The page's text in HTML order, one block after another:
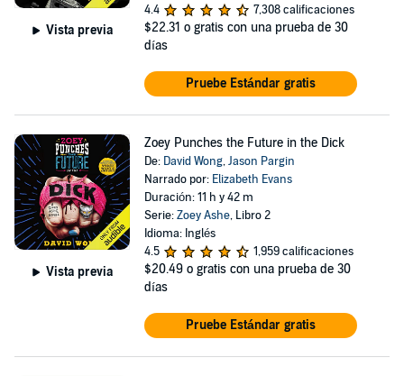
Vista previa
4.4
7,308 calificaciones
$22.31 o gratis con una prueba de 30
días
Pruebe Estándar gratis
Vista previa
Zoey Punches the Future in the Dick
De: David Wong,Jason Pargin
Narrado por: Elizabeth Evans
Duración: 11 h y 42 m
Serie:Zoey Ashe, Libro 2
Idioma: Inglés
4.5
1,959 calificaciones
$20.49 o gratis con una prueba de 30
días
Pruebe Estándar gratis